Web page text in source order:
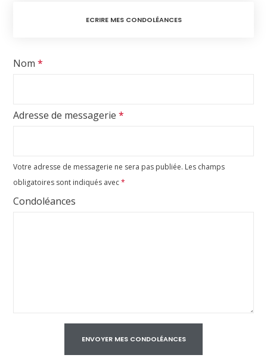
ECRIRE MES CONDOLÉANCES
Votre adresse de messagerie ne sera pas publiée. Les champs
obligatoires sont indiqués avec*
Condoléances
Nom *
Adresse de messagerie *